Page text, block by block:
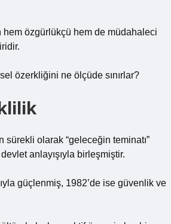
hem özgürlükçü hem de müdahaleci
özerkliğini ne ölçüde sınırlar?
sürekli olarak “geleceğin teminatı”
anlayışıyla birleşmiştir.
güçlenmiş, 1982’de ise güvenlik ve